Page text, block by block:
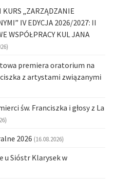
„ZARZĄDZANIE
IV EDYCJA 2026/2027: II
WSPÓŁPRACY KUL JANA
premiera oratorium na
z artystami związanymi
św. Franciszka i głosy z La
2026 (16.08.2026)
u Sióstr Klarysek w